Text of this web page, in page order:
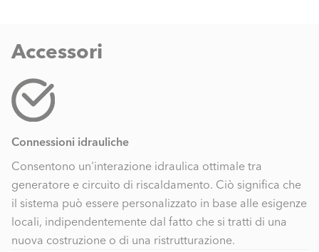
Accessori
Connessioni idrauliche
Consentono un'interazione idraulica ottimale tra
generatore e circuito di riscaldamento. Ciò significa che
il sistema può essere personalizzato in base alle esigenze
locali, indipendentemente dal fatto che si tratti di una
nuova costruzione o di una ristrutturazione.